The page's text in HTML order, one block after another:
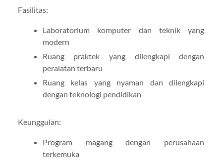
Fasilitas:
Laboratorium komputer dan teknik yang
modern
Ruang praktek yang dilengkapi dengan
peralatan terbaru
Ruang kelas yang nyaman dan dilengkapi
dengan teknologi pendidikan
Keunggulan:
Program magang dengan perusahaan
terkemuka